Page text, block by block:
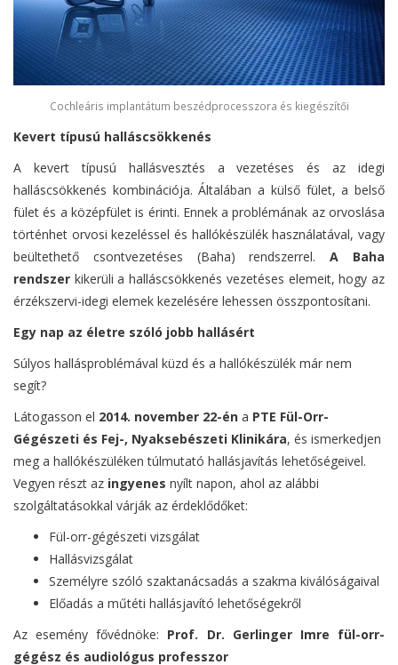
Cochleáris implantátum beszédprocesszora és kiegészítői
Kevert típusú halláscsökkenés
A kevert típusú hallásvesztés a vezetéses és az idegi
halláscsökkenés kombinációja. Általában a külső fület, a belső
fület és a középfület is érinti. Ennek a problémának az orvoslása
történhet orvosi kezeléssel és hallókészülék használatával, vagy
beültethető csontvezetéses (Baha) rendszerrel.A Baha
rendszer kikerüli a halláscsökkenés vezetéses elemeit, hogy az
érzékszervi-idegi elemek kezelésére lehessen összpontosítani.
Egy nap az életre szóló jobb hallásért
Súlyos hallásproblémával küzd és a hallókészülék már nem
segít?
Látogasson el 2014. november 22-én a PTE Fül-Orr-
Gégészeti és Fej-, Nyaksebészeti Klinikára, és ismerkedjen
meg a hallókészüléken túlmutató hallásjavítás lehetőségeivel.
Vegyen részt az ingyenes nyílt napon, ahol az alábbi
szolgáltatásokkal várják az érdeklődőket:
Fül-orr-gégészeti vizsgálat
Hallásvizsgálat
Személyre szóló szaktanácsadás a szakma kiválóságaival
Előadás a műtéti hallásjavító lehetőségekről
Az esemény fővédnöke: Prof. Dr. Gerlinger Imre fül-orr-
gégész és audiológus professzor